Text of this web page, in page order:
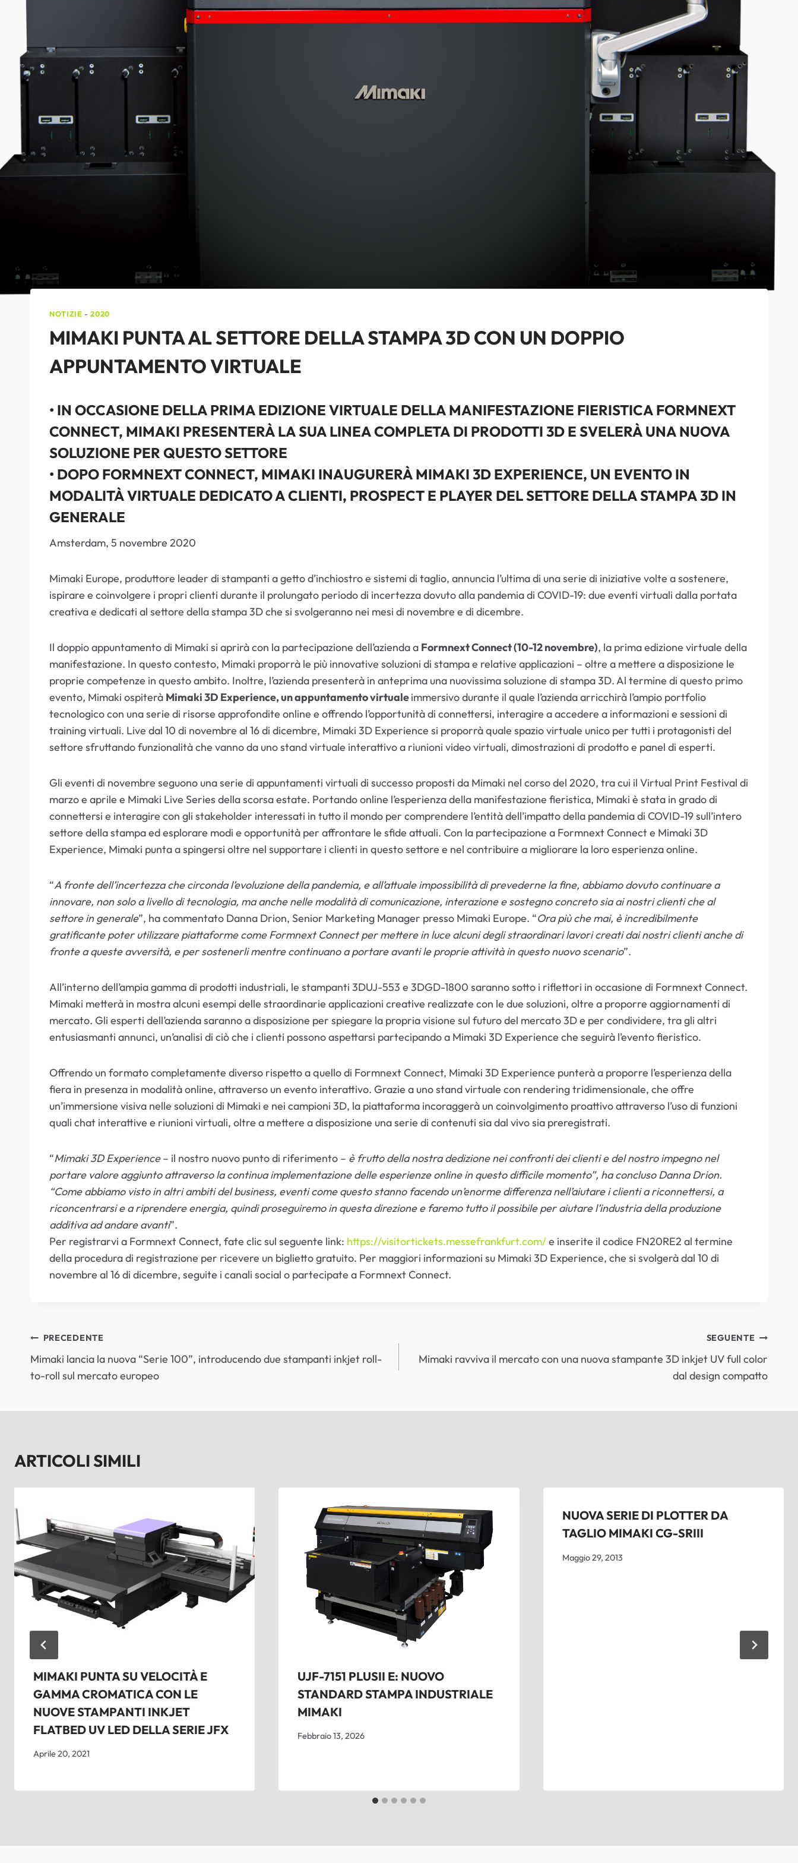
NOTIZIE -2020
MIMAKI PUNTA AL SETTORE DELLA STAMPA 3D CON UN DOPPIO
APPUNTAMENTO VIRTUALE
• IN OCCASIONE DELLA PRIMA EDIZIONE VIRTUALE DELLA MANIFESTAZIONE FIERISTICA FORMNEXT
CONNECT, MIMAKI PRESENTERÀ LA SUA LINEA COMPLETA DI PRODOTTI 3D E SVELERÀ UNA NUOVA
SOLUZIONE PER QUESTO SETTORE
• DOPO FORMNEXT CONNECT, MIMAKI INAUGURERÀ MIMAKI 3D EXPERIENCE, UN EVENTO IN
MODALITÀ VIRTUALE DEDICATO A CLIENTI, PROSPECT E PLAYER DEL SETTORE DELLA STAMPA 3D IN
GENERALE
Amsterdam, 5 novembre 2020
Mimaki Europe, produttore leader di stampanti a getto d’inchiostro e sistemi di taglio, annuncia l’ultima di una serie di iniziative volte a sostenere,
ispirare e coinvolgere i propri clienti durante il prolungato periodo di incertezza dovuto alla pandemia di COVID-19: due eventi virtuali dalla portata
creativa e dedicati al settore della stampa 3D che si svolgeranno nei mesi di novembre e di dicembre.
Il doppio appuntamento di Mimaki si aprirà con la partecipazione dell’azienda a Formnext Connect (10-12 novembre), la prima edizione virtuale della
manifestazione. In questo contesto, Mimaki proporrà le più innovative soluzioni di stampa e relative applicazioni – oltre a mettere a disposizione le
proprie competenze in questo ambito. Inoltre, l’azienda presenterà in anteprima una nuovissima soluzione di stampa 3D. Al termine di questo primo
evento, Mimaki ospiterà Mimaki 3D Experience, un appuntamento virtualeimmersivo durante il quale l’azienda arricchirà l’ampio portfolio
tecnologico con una serie di risorse approfondite online e offrendo l’opportunità di connettersi, interagire a accedere a informazioni e sessioni di
training virtuali. Live dal 10 di novembre al 16 di dicembre, Mimaki 3D Experience si proporrà quale spazio virtuale unico per tutti i protagonisti del
settore sfruttando funzionalità che vanno da uno stand virtuale interattivo a riunioni video virtuali, dimostrazioni di prodotto e panel di esperti.
Gli eventi di novembre seguono una serie di appuntamenti virtuali di successo proposti da Mimaki nel corso del 2020, tra cui il Virtual Print Festival di
marzo e aprile e Mimaki Live Series della scorsa estate. Portando online l’esperienza della manifestazione fieristica, Mimaki è stata in grado di
connettersi e interagire con gli stakeholder interessati in tutto il mondo per comprendere l’entità dell’impatto della pandemia di COVID-19 sull’intero
settore della stampa ed esplorare modi e opportunità per affrontare le sfide attuali. Con la partecipazione a Formnext Connect e Mimaki 3D
Experience, Mimaki punta a spingersi oltre nel supportare i clienti in questo settore e nel contribuire a migliorare la loro esperienza online.
“A fronte dell’incertezza che circonda l’evoluzione della pandemia, e all’attuale impossibilità di prevederne la fine, abbiamo dovuto continuare a
innovare, non solo a livello di tecnologia, ma anche nelle modalità di comunicazione, interazione e sostegno concreto sia ai nostri clienti che al
settore in generale”, ha commentato Danna Drion, Senior Marketing Manager presso Mimaki Europe. “Ora più che mai, è incredibilmente
gratificante poter utilizzare piattaforme come Formnext Connect per mettere in luce alcuni degli straordinari lavori creati dai nostri clienti anche di
fronte a queste avversità, e per sostenerli mentre continuano a portare avanti le proprie attività in questo nuovo scenario”.
All’interno dell’ampia gamma di prodotti industriali, le stampanti 3DUJ-553 e 3DGD-1800 saranno sotto i riflettori in occasione di Formnext Connect.
Mimaki metterà in mostra alcuni esempi delle straordinarie applicazioni creative realizzate con le due soluzioni, oltre a proporre aggiornamenti di
mercato. Gli esperti dell’azienda saranno a disposizione per spiegare la propria visione sul futuro del mercato 3D e per condividere, tra gli altri
entusiasmanti annunci, un’analisi di ciò che i clienti possono aspettarsi partecipando a Mimaki 3D Experience che seguirà l’evento fieristico.
Offrendo un formato completamente diverso rispetto a quello di Formnext Connect, Mimaki 3D Experience punterà a proporre l’esperienza della
fiera in presenza in modalità online, attraverso un evento interattivo. Grazie a uno stand virtuale con rendering tridimensionale, che offre
un’immersione visiva nelle soluzioni di Mimaki e nei campioni 3D, la piattaforma incoraggerà un coinvolgimento proattivo attraverso l’uso di funzioni
quali chat interattive e riunioni virtuali, oltre a mettere a disposizione una serie di contenuti sia dal vivo sia preregistrati.
“Mimaki 3D Experience– il nostro nuovo punto di riferimento – è frutto della nostra dedizione nei confronti dei clienti e del nostro impegno nel
portare valore aggiunto attraverso la continua implementazione delle esperienze online in questo difficile momento”, ha concluso Danna Drion.
“Come abbiamo visto in altri ambiti del business, eventi come questo stanno facendo un’enorme differenza nell’aiutare i clienti a riconnettersi, a
riconcentrarsi e a riprendere energia, quindi proseguiremo in questa direzione e faremo tutto il possibile per aiutare l’industria della produzione
additiva ad andare avanti”.
Per registrarvi a Formnext Connect, fate clic sul seguente link: https://visitortickets.messefrankfurt.com/e inserite il codice FN20RE2 al termine
della procedura di registrazione per ricevere un biglietto gratuito. Per maggiori informazioni su Mimaki 3D Experience, che si svolgerà dal 10 di
novembre al 16 di dicembre, seguite i canali social o partecipate a Formnext Connect.
NAVIGAZIONE
ARTICOLI
PRECEDENTE
Mimaki lancia la nuova “Serie 100”, introducendo due stampanti inkjet roll-
to-roll sul mercato europeo
SEGUENTE
Mimaki ravviva il mercato con una nuova stampante 3D inkjet UV full color
dal design compatto
ARTICOLI SIMILI
MIMAKI PUNTA SU VELOCITÀ E
GAMMA CROMATICA CON LE
NUOVE STAMPANTI INKJET
FLATBED UV LED DELLA SERIE JFX
Aprile 20, 2021
UJF-7151 PLUSII E: NUOVO
STANDARD STAMPA INDUSTRIALE
MIMAKI
Febbraio 13, 2026
NUOVA SERIE DI PLOTTER DA
TAGLIO MIMAKI CG-SRIII
Maggio 29, 2013